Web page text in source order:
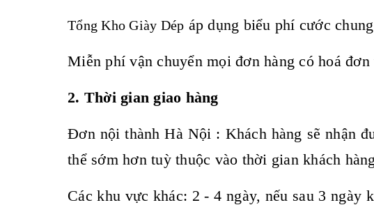
Tổng Kho Giày Dép áp dụng biểu phí cước
Miễn phí vận chuyển mọi đơn hàng có hoá
2. Thời gian giao hàng
Đơn nội thành Hà Nội : Khách hàng sẽ nhận
thể sớm hơn tuỳ thuộc vào thời gian khách
Các khu vực khác: 2 - 4 ngày, nếu sau 3 ngày